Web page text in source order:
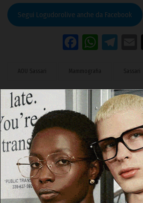
Segui Logudorolive anche da Facebook
Facebook
AOU Sassari Mammografia Sassari
SE VUOI RICEVERE GLI
LOGUDOROLIVE NELLA TUA
INSERISCI IL TUO INDIRIZZO
CAMPO